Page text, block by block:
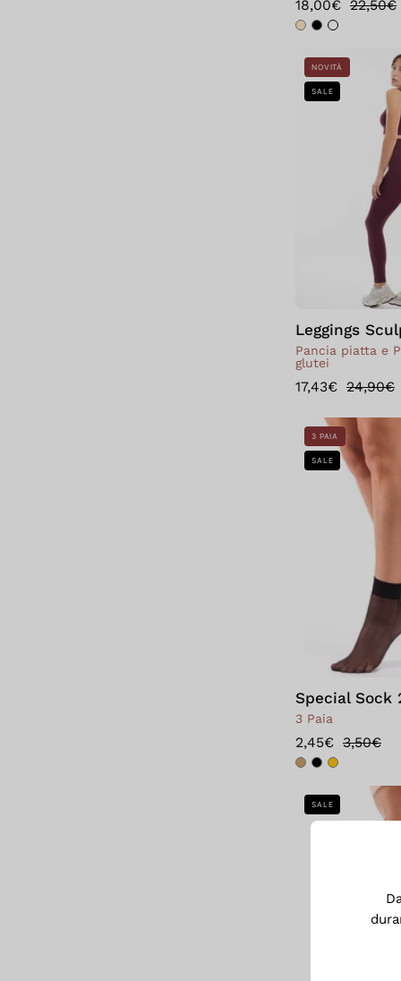
18,00€ 22,50€
NOVITÀ
SALE
Leggings
Pancia piatta e
glutei
17,43€ 24,90€
3 PAIA
SALE
Special Sock
3 Paia
2,45€ 3,50€
SALE